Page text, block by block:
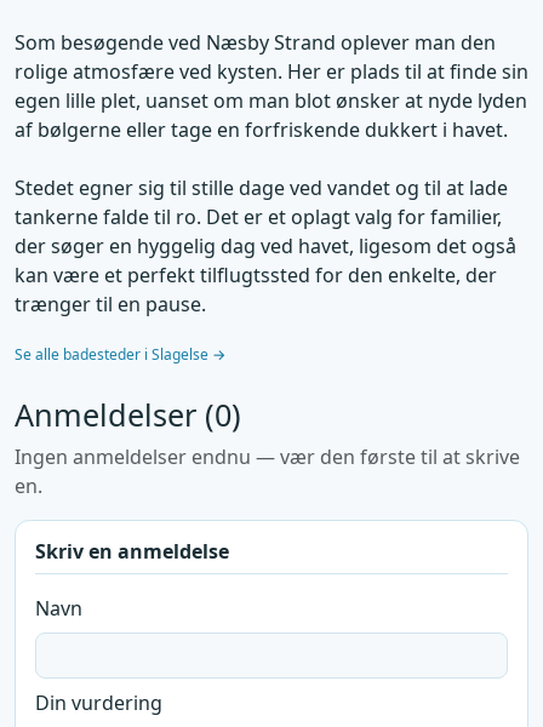
Som besøgende ved Næsby Strand oplever man den
rolige atmosfære ved kysten. Her er plads til at finde sin
egen lille plet, uanset om man blot ønsker at nyde lyden
af bølgerne eller tage en forfriskende dukkert i havet.
Stedet egner sig til stille dage ved vandet og til at lade
tankerne falde til ro. Det er et oplagt valg for familier,
der søger en hyggelig dag ved havet, ligesom det også
kan være et perfekt tilflugtssted for den enkelte, der
trænger til en pause.
Se alle badesteder i Slagelse →
Anmeldelser (0)
Ingen anmeldelser endnu — vær den første til at skrive
en.
Skriv en anmeldelse
Navn
Din vurdering